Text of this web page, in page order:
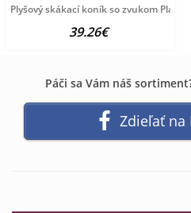
Plyšový skákací koník so zvukom PlayTo
39.26€
Páči sa Vám náš
Zdieľať na